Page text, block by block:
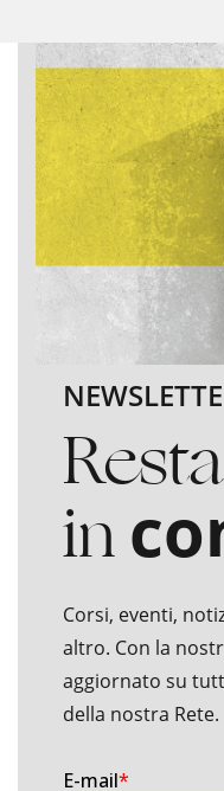
Resta
in
Corsi, eventi,
altro. Con la
aggiornato su
della nostra Rete.